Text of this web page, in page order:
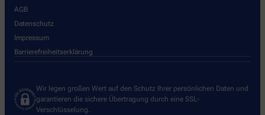
AGB
Datenschutz
Impressum
Barrierefreiheitserklärung
Wir legen großen Wert auf den Schutz Ihrer persönlichen Daten und
garantieren die sichere Übertragung durch eine SSL-
Verschlüsselung.